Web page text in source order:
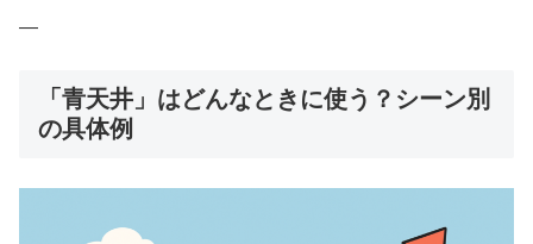
—
「青天井」はどんなときに使う？シーン別
の具体例